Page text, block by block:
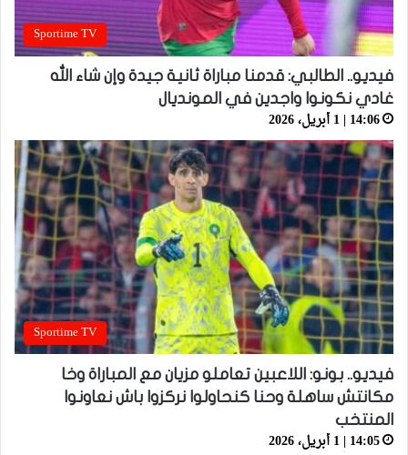
Sportime TV
فيديو.. الطالبي: قدمنا مباراة ثانية جيدة وإن شاء الله
غادي نكونوا واجدين في المونديال
14:06 | 1 أبريل، 2026
Sportime TV
فيديو.. بونو: اللاعبين تعاملو مزيان مع المباراة وخا
مكانتش ساهلة وحنا كنحاولوا نركزوا باش نعاونوا
المنتخب
14:05 | 1 أبريل، 2026